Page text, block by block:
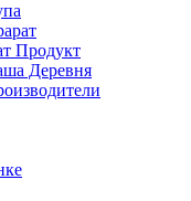
Продукт
Деревня